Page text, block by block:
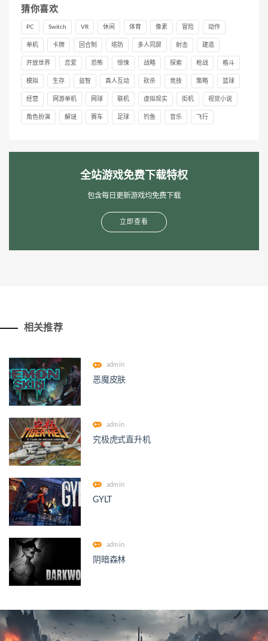
猜你喜欢
PC Switch VR 休闲 体育 像素 冒险 动作
单机 卡牌 回合制 塔防 多人同屏 射击 建造
开放世界 恋爱 恐怖 惊悚 战略 探索 枪战 格斗
模拟 生存 益智 真人互动 砍杀 竞技 策略 篮球
经营 网游单机 网球 联机 虚拟现实 街机 视觉小说
角色扮演 解谜 赛车 足球 钓鱼 音乐 飞行
全站游戏免费下载特权
包含每日更新游戏均免费下载
立即查看
相关推荐
admin
恶魔皮肤
admin
究极虎式直升机
admin
GYLT
admin
阴暗森林